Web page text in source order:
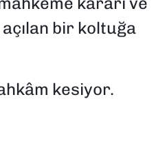
bir koltuğa
kesiyor.